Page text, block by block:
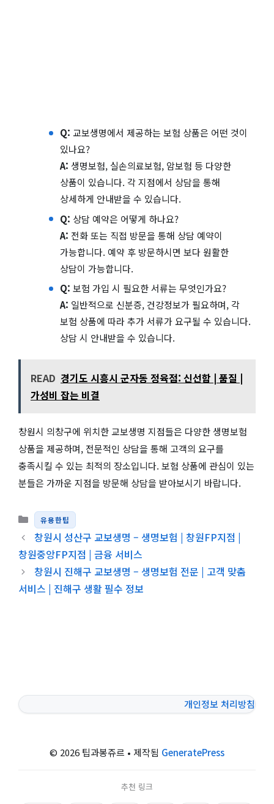
Q: 교보생명에서 제공하는 보험 상품은 어떤 것이
있나요?
A: 생명보험, 실손의료보험, 암보험 등 다양한
상품이 있습니다. 각 지점에서 상담을 통해
상세하게 안내받을 수 있습니다.
Q: 상담 예약은 어떻게 하나요?
A: 전화 또는 직접 방문을 통해 상담 예약이
가능합니다. 예약 후 방문하시면 보다 원활한
상담이 가능합니다.
Q: 보험 가입 시 필요한 서류는 무엇인가요?
A: 일반적으로 신분증, 건강정보가 필요하며, 각
보험 상품에 따라 추가 서류가 요구될 수 있습니다.
상담 시 안내받을 수 있습니다.
READ 경기도 시흥시 군자동 정육점: 신선함 | 품질 |
가성비 잡는 비결
창원시 의창구에 위치한 교보생명 지점들은 다양한 생명보험
상품을 제공하며, 전문적인 상담을 통해 고객의 요구를
충족시킬 수 있는 최적의 장소입니다. 보험 상품에 관심이 있는
분들은 가까운 지점을 방문해 상담을 받아보시기 바랍니다.
카테고리
유용한팁
창원시 성산구 교보생명 – 생명보험 | 창원FP지점 |
창원중앙FP지점 | 금융 서비스
창원시 진해구 교보생명 – 생명보험 전문 | 고객 맞춤
서비스 | 진해구 생활 필수 정보
개인정보 처리방침
© 2026 팁과봉쥬르 • 제작됨 GeneratePress
추천 링크